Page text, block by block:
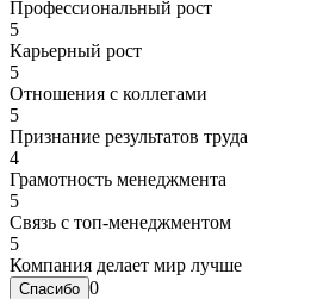
Профессиональный рост
5
Карьерный рост
5
Отношения с коллегами
5
Признание результатов труда
4
Грамотность менеджмента
5
Связь с топ-менеджментом
5
Компания делает мир лучше
0